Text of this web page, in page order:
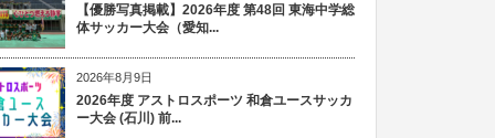
【優勝写真掲載】2026年度 第48回 東海中学総
体サッカー大会（愛知...
2026年8月9日
2026年度 アストロスポーツ 和倉ユースサッカ
ー大会 (石川) 前...